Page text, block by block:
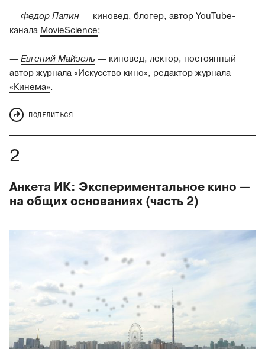
— Федор Папин— киновед, блогер, автор YouTube-
канала MovieScience;
— Евгений Майзель — киновед, лектор, постоянный
автор журнала «Искусство кино», редактор журнала
«Кинема».
ПОДЕЛИТЬСЯ
Анкета ИК: Экспериментальное кино —
на общих основаниях (часть 2)